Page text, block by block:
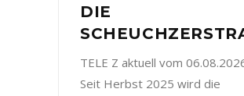
DIE
TELE Z aktuell vom
Seit Herbst 2025 wird die